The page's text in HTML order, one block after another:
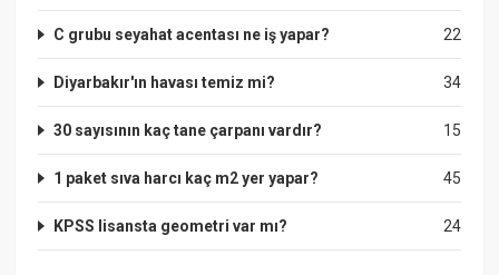
22
C grubu seyahat acentası ne iş yapar?
34
Diyarbakır'ın havası temiz mi?
15
30 sayısının kaç tane çarpanı vardır?
45
1 paket sıva harcı kaç m2 yer yapar?
24
KPSS lisansta geometri var mı?